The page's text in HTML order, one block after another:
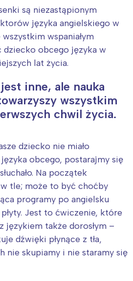
są niezastąpionym
języka angielskiego w
wspaniałym
dziecko obcego języka w
lat życia.
inne, ale nauka
wszystkim
chwil życia.
dziecko nie miało
obcego, postarajmy się
Na początek
tle; może to być choćby
programy po angielsku
Jest to ćwiczenie, które
językiem także dorosłym –
dźwięki płynące z tła,
nie skupiamy i nie staramy się